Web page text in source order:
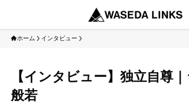
ホーム インタビュー
【インタビュー】独立自尊
般若